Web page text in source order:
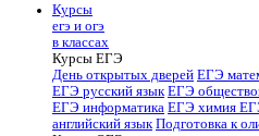
Курсы
егэ и огэ
в классах
Курсы ЕГЭ
День открытых дверей ЕГЭ
ЕГЭ русский язык ЕГЭ
ЕГЭ информатика ЕГЭ химия
английский язык Подготовка к